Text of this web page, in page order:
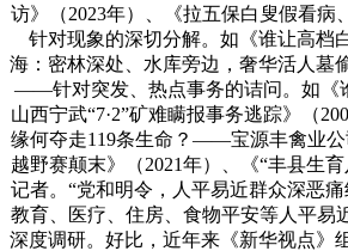
访》（2023年）、《拉五保白叟假看
针对现象的深切分解。如《谁让高档
海：密林深处、水库旁边，奢华活人墓
——针对突发、热点事务的诘问。如《
山西宁武“7·2”矿难瞒报事务逃踪》（
缘何夺走119条生命？——宝源丰禽业公
越野赛颠末》（2021年）、《“丰县生
记者。“党和明令，人平易近群众深恶
教育、医疗、住房、食物平安等人平易
深度调研。好比，近年来《新华视点》